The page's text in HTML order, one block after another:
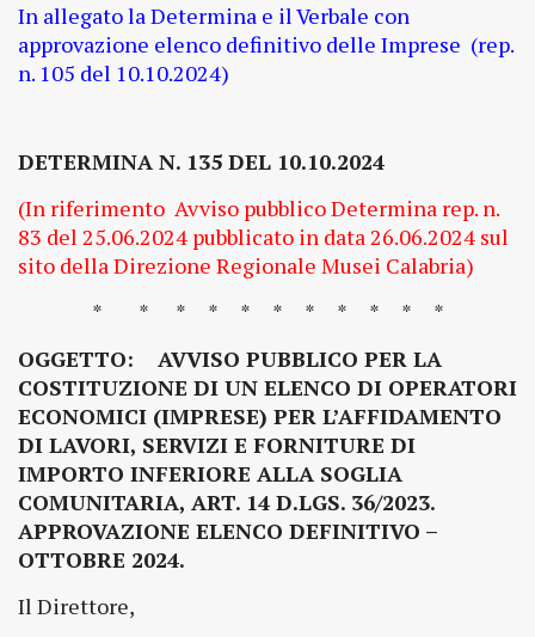
In allegato la Determina e il Verbale con
approvazione elenco definitivo delle Imprese (rep.
n. 105 del 10.10.2024)
DETERMINA N. 135 DEL 10.10.2024
(In riferimento Avviso pubblico Determina rep. n.
83 del 25.06.2024 pubblicato in data 26.06.2024 sul
sito della Direzione Regionale Musei Calabria)
* * * * * * * * * * *
OGGETTO: AVVISO PUBBLICO PER LA
COSTITUZIONE DI UN ELENCO DI OPERATORI
ECONOMICI (IMPRESE) PER L’AFFIDAMENTO
DI LAVORI, SERVIZI E FORNITURE DI
IMPORTO INFERIORE ALLA SOGLIA
COMUNITARIA, ART. 14 D.LGS. 36/2023.
APPROVAZIONE ELENCO DEFINITIVO –
OTTOBRE 2024.
Il Direttore,